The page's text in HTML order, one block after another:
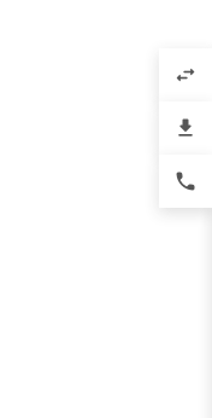
swap_horiz
file_download
phone